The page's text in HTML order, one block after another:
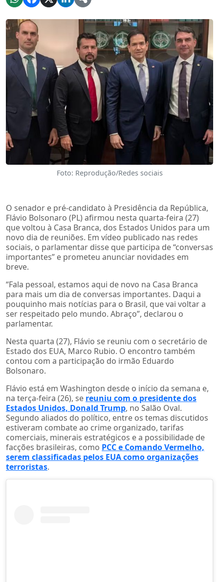
Foto: Reprodução/Redes sociais
O senador e pré-candidato à Presidência da República,
Flávio Bolsonaro (PL) afirmou nesta quarta-feira (27)
que voltou à Casa Branca, dos Estados Unidos para um
novo dia de reuniões. Em vídeo publicado nas redes
sociais, o parlamentar disse que participa de “conversas
importantes” e prometeu anunciar novidades em
breve.
“Fala pessoal, estamos aqui de novo na Casa Branca
para mais um dia de conversas importantes. Daqui a
pouquinho mais notícias para o Brasil, que vai voltar a
ser respeitado pelo mundo. Abraço”, declarou o
parlamentar.
Nesta quarta (27), Flávio se reuniu com o secretário de
Estado dos EUA, Marco Rubio. O encontro também
contou com a participação do irmão Eduardo
Bolsonaro.
Flávio está em Washington desde o início da semana e,
na terça-feira (26), se reuniu com o presidente dos
Estados Unidos, Donald Trump, no Salão Oval.
Segundo aliados do político, entre os temas discutidos
estiveram combate ao crime organizado, tarifas
comerciais, minerais estratégicos e a possibilidade de
facções brasileiras, como PCC e Comando Vermelho,
serem classificadas pelos EUA como organizações
terroristas.